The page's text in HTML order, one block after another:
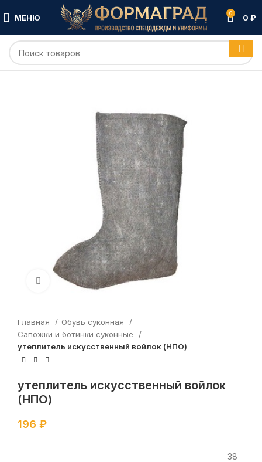
МЕНЮ 0 0 ₽
Увеличить
Главная
Обувь суконная
Сапожки и ботинки суконные
утеплитель искусственный войлок (НПО)
утеплитель искусственный войлок
(НПО)
196 ₽
38